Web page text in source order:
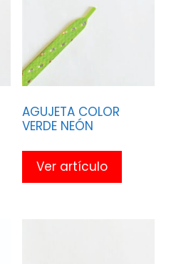
AGUJETA COLOR
VERDE NEÓN
Ver artículo